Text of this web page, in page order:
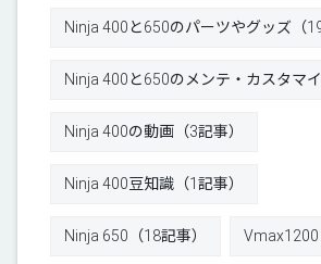
Ninja 400と650のパーツやグッズ（19
Ninja 400と650のメンテ・カスタマイ
Ninja 400の動画（3記事）
Ninja 400豆知識（1記事）
Ninja 650（18記事） Vmax1200